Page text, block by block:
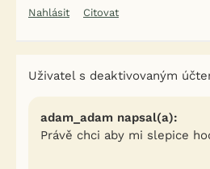
Nahlásit
Citovat
Uživatel s deaktivovaným
adam_adam napsal(a):
Právě chci aby mi slepice